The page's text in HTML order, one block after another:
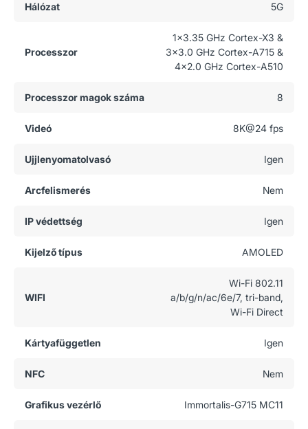
Hálózat 5G
Processzor
1x3.35 GHz Cortex-X3 &
3x3.0 GHz Cortex-A715 &
4x2.0 GHz Cortex-A510
Processzor magok száma 8
Videó 8K@24 fps
Ujjlenyomatolvasó Igen
Arcfelismerés Nem
IP védettség Igen
Kijelző típus AMOLED
WIFI
Wi-Fi 802.11
a/b/g/n/ac/6e/7, tri-band,
Wi-Fi Direct
Kártyafüggetlen Igen
NFC Nem
Grafikus vezérlő Immortalis-G715 MC11